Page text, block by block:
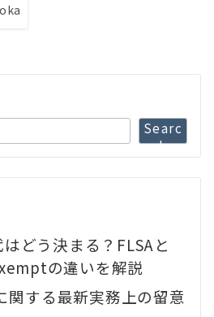
Searc
h
どう決まる？FLSAと
の違いを解説
関する最新実務上の留意